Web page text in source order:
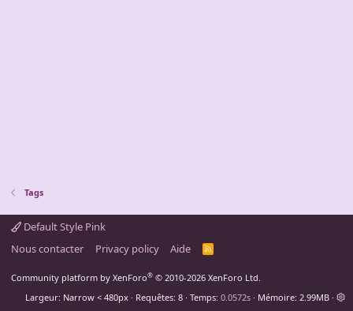
Tags
Default Style Pink
Nous contacter
Privacy policy Aide
R
Community platform by XenForo® © 2010-2026 XenForo Ltd.
Largeur
Requêtes 8 Temps 0.0572s Mémoire 2.99MB